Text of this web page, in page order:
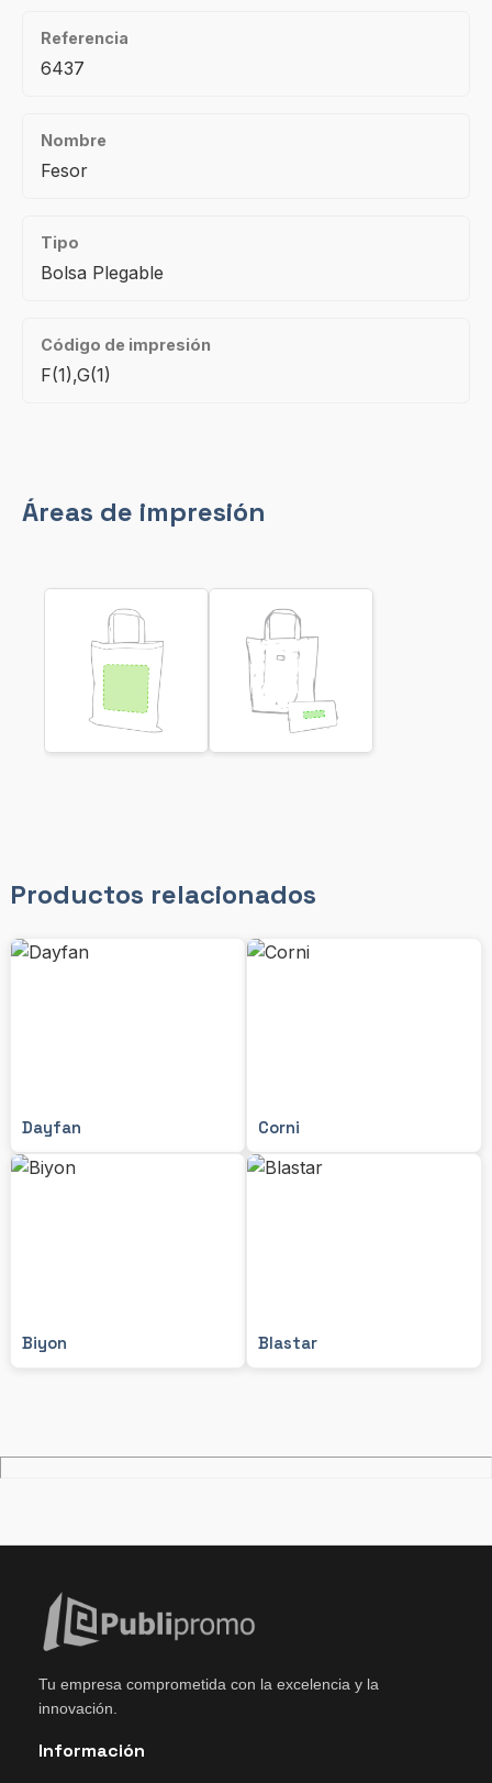
Referencia
6437
Nombre
Fesor
Tipo
Bolsa Plegable
Código de impresión
F(1),G(1)
Áreas de impresión
Productos relacionados
Dayfan Corni
Biyon Blastar
Tu empresa comprometida con la excelencia y la
innovación.
Información